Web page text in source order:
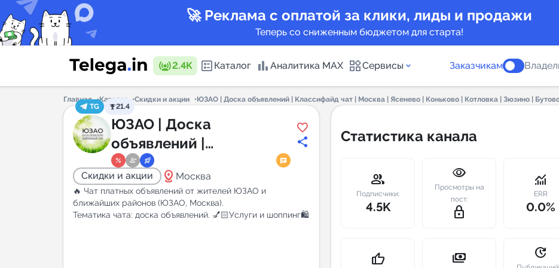
🚀 Реклама с оплатой за клики, лиды и продажи
Теперь со сниженным бюджетом для старта!
2.4K Каталог Аналитика MAX Сервисы
Каталог каналов
Горящие предложения
Индекс
Telegram
New
Заказчикам
Главная Каталог Скидки и акции
ЮЗАО | Доска объявлений | Классифайд чат | Москва | Ясенево | Коньково | Котловка | Зюзино |
TG
21.4
ЮЗАО | Доска
объявлений |
Классифайд чат | Москва
| Ясенево | Коньково |
Котловка | Зюзино |
Бутово
Скидки и акции distance Москва
🔥 Чат платных объявлений от жителей ЮЗАО и
ближайших районов (ЮЗАО, Москва).
Тематика чата: доска объявлений. 💅🏻Услуги и шоппинг🛍
Статистика канала
group
Подписчики:
4.5K
visibility
Просмотры на
пост:
lock_outline
monitoring
ERR
0.0%
thumb_up payments update